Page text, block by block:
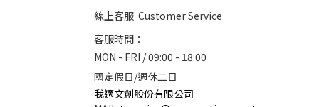
線上客服 Customer Service
客服時間：
MON - FRI / 09:00 - 18:00
國定假日/週休二日
我適文創股份有限公司